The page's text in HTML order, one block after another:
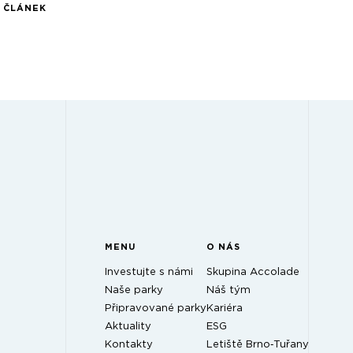
ČLÁNEK
MENU
Investujte s námi
Naše parky
Připravované parky
Aktuality
Kontakty
O NÁS
Skupina Accolade
Náš tým
Kariéra
ESG
Letiště Brno‑Tuřany